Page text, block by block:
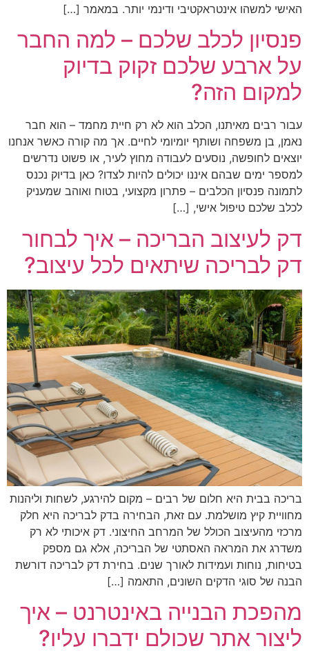
האישי למשהו אינטראקטיבי ודינמי יותר. במאמר […]
פנסיון לכלב שלכם – למה החבר
על ארבע שלכם זקוק בדיוק
למקום הזה?
עבור רבים מאיתנו, הכלב הוא לא רק חיית מחמד – הוא חבר
נאמן, בן משפחה ושותף יומיומי לחיים. אך מה קורה כאשר אנחנו
יוצאים לחופשה, נוסעים לעבודה מחוץ לעיר, או פשוט נדרשים
למספר ימים שבהם איננו יכולים להיות לצדו? כאן בדיוק נכנס
לתמונה פנסיון הכלבים – פתרון מקצועי, בטוח ואוהב שמעניק
לכלב שלכם טיפול אישי, […]
דק לעיצוב הבריכה – איך לבחור
דק לבריכה שיתאים לכל עיצוב?
בריכה בבית היא חלום של רבים – מקום להירגע, לשחות וליהנות
מחוויית קיץ מושלמת. עם זאת, הבחירה בדק לבריכה היא חלק
מרכזי מהעיצוב הכולל של המרחב החיצוני. דק איכותי לא רק
משדרג את המראה האסתטי של הבריכה, אלא גם מספק
בטיחות, נוחות ועמידות לאורך שנים. בחירת דק לבריכה דורשת
הבנה של סוגי הדקים השונים, התאמה […]
מהפכת הבנייה באינטרנט – איך
ליצור אתר שכולם ידברו עליו?